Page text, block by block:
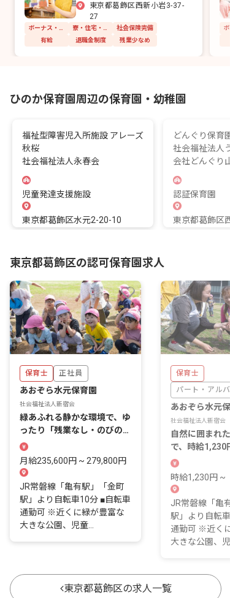
東京都葛飾区西新小岩3-37-
27
社会保険完備
有給
退職金制度 残業少なめ
ひのか保育園周辺の保育園・幼稚園
福祉型障害児入所施設 アレーズ
秋桜
社会福祉法人永春会
児童発達支援施設
東京都葛飾区水元2-20-10
どんぐり保育園
社会福祉法人
会社どんぐり
認証保育園
東京都葛飾区
東京都葛飾区の認可保育園求人
保育士 正社員
あおぞら水元保育園
社会福祉法人新宿会
緑あふれる静かな環境で、ゆ
ったり「残業なし・のびのび
保育」をしませんか？
月給235,600円 ~ 279,800円
JR常磐線「亀有駅」「金町
駅」より自転車10分 ■自転車
通勤可 ※近くに緑が豊富な
大きな公園、児童...
保育士
パート・アルバ
あおぞら水元保
社会福祉法人新宿会
自然に囲まれ
で、時給1,230
間～無理なく
時給1,230円 ~
JR常磐線「亀
駅」より自転
通勤可 ※近く
大きな公園、児
東京都葛飾区の求人一覧